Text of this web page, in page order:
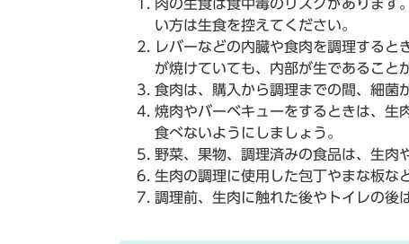
肉の生食は食中毒のリスクがあります
い方は生食を控えてください。
レバーなどの内臓や食肉を調理する
が焼けていても、内部が生であること
食肉は、購入から調理までの間、細
焼肉やバーベキューをするときは、生
食べないようにしましょう。
野菜、果物、調理済みの食品は、生肉
生肉の調理に使用した包丁やまな板な
調理前、生肉に触れた後やトイレの後